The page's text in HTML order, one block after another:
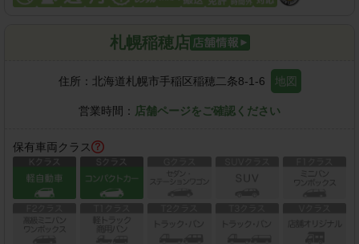
札幌稲穂店
住所： 北海道札幌市手稲区稲穂二条8-1-6 地図
営業時間： 店舗ページをご確認ください
保有車両クラス